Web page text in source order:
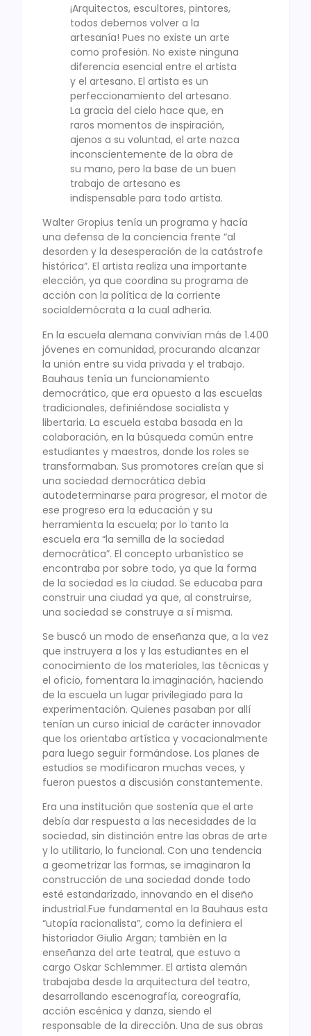
¡Arquitectos, escultores, pintores,
todos debemos volver a la
artesanía! Pues no existe un arte
como profesión. No existe ninguna
diferencia esencial entre el artista
y el artesano. El artista es un
perfeccionamiento del artesano.
La gracia del cielo hace que, en
raros momentos de inspiración,
ajenos a su voluntad, el arte nazca
inconscientemente de la obra de
su mano, pero la base de un buen
trabajo de artesano es
indispensable para todo artista.
Walter Gropius tenía un programa y hacía
una defensa de la conciencia frente “al
desorden y la desesperación de la catástrofe
histórica”. El artista realiza una importante
elección, ya que coordina su programa de
acción con la política de la corriente
socialdemócrata a la cual adhería.
En la escuela alemana convivían más de 1.400
jóvenes en comunidad, procurando alcanzar
la unión entre su vida privada y el trabajo.
Bauhaus tenía un funcionamiento
democrático, que era opuesto a las escuelas
tradicionales, definiéndose socialista y
libertaria. La escuela estaba basada en la
colaboración, en la búsqueda común entre
estudiantes y maestros, donde los roles se
transformaban. Sus promotores creían que si
una sociedad democrática debía
autodeterminarse para progresar, el motor de
ese progreso era la educación y su
herramienta la escuela; por lo tanto la
escuela era “la semilla de la sociedad
democrática”. El concepto urbanístico se
encontraba por sobre todo, ya que la forma
de la sociedad es la ciudad. Se educaba para
construir una ciudad ya que, al construirse,
una sociedad se construye a sí misma.
Se buscó un modo de enseñanza que, a la vez
que instruyera a los y las estudiantes en el
conocimiento de los materiales, las técnicas y
el oficio, fomentara la imaginación, haciendo
de la escuela un lugar privilegiado para la
experimentación. Quienes pasaban por allí
tenían un curso inicial de carácter innovador
que los orientaba artística y vocacionalmente
para luego seguir formándose. Los planes de
estudios se modificaron muchas veces, y
fueron puestos a discusión constantemente.
Era una institución que sostenía que el arte
debía dar respuesta a las necesidades de la
sociedad, sin distinción entre las obras de arte
y lo utilitario, lo funcional. Con una tendencia
a geometrizar las formas, se imaginaron la
construcción de una sociedad donde todo
esté estandarizado, innovando en el diseño
industrial.Fue fundamental en la Bauhaus esta
“utopía racionalista”, como la definiera el
historiador Giulio Argan; también en la
enseñanza del arte teatral, que estuvo a
cargo Oskar Schlemmer. El artista alemán
trabajaba desde la arquitectura del teatro,
desarrollando escenografía, coreografía,
acción escénica y danza, siendo el
responsable de la dirección. Una de sus obras